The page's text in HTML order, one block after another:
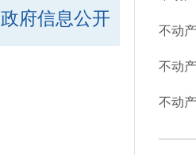
政府信息公开
不动
不动
不动